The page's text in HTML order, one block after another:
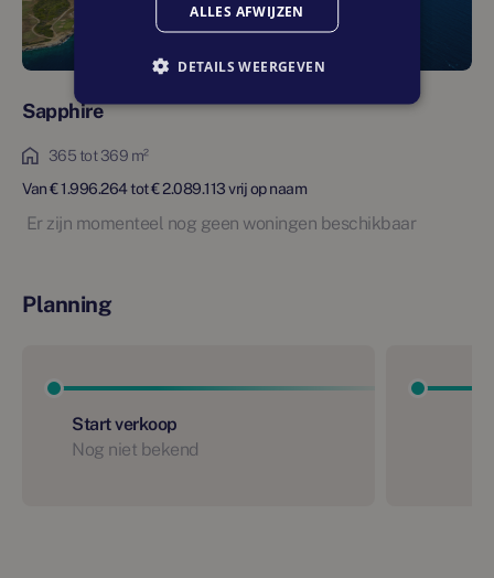
Sapphire
365 tot 369 m²
Van € 1.996.264 tot € 2.089.113 vrij op naam
Er zijn momenteel nog geen woningen beschikbaar
Planning
Start verkoop
Nog niet bekend
ALLES AFWIJZEN
DETAILS WEERGEVEN